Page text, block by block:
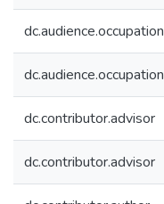
dc.audience.occupation
dc.audience.occupation
dc.contributor.advisor
dc.contributor.advisor